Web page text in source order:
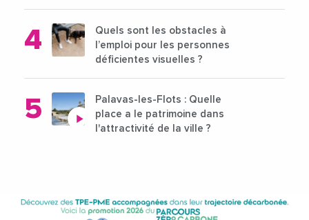
Quels sont les obstacles à
l’emploi pour les personnes
déficientes visuelles ?
Palavas-les-Flots : Quelle
place a le patrimoine dans
l'attractivité de la ville ?